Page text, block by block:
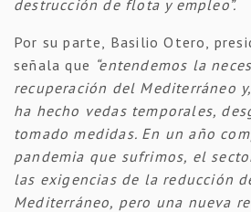
destrucción de flota y empleo”.
Por su parte, Basilio Otero,
señala que “entendemos la
recuperación del Mediterráneo
ha hecho vedas temporales,
tomado medidas. En un año
pandemia que sufrimos, el
las exigencias de la reducción
Mediterráneo, pero una nueva